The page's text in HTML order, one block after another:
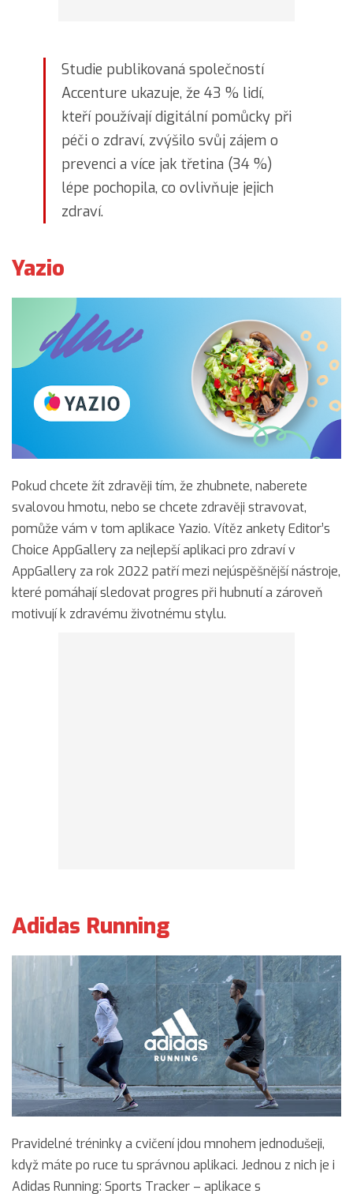
Studie publikovaná společností
Accenture ukazuje, že 43 % lidí,
kteří používají digitální pomůcky při
péči o zdraví, zvýšilo svůj zájem o
prevenci a více jak třetina (34 %)
lépe pochopila, co ovlivňuje jejich
zdraví.
Yazio
Pokud chcete žít zdravěji tím, že zhubnete, naberete
svalovou hmotu, nebo se chcete zdravěji stravovat,
pomůže vám v tom aplikace Yazio. Vítěz ankety Editor’s
Choice AppGallery za nejlepší aplikaci pro zdraví v
AppGallery za rok 2022 patří mezi nejúspěšnější nástroje,
které pomáhají sledovat progres při hubnutí a zároveň
motivují k zdravému životnému stylu.
Adidas Running
Pravidelné tréninky a cvičení jdou mnohem jednodušeji,
když máte po ruce tu správnou aplikaci. Jednou z nich je i
Adidas Running: Sports Tracker – aplikace s